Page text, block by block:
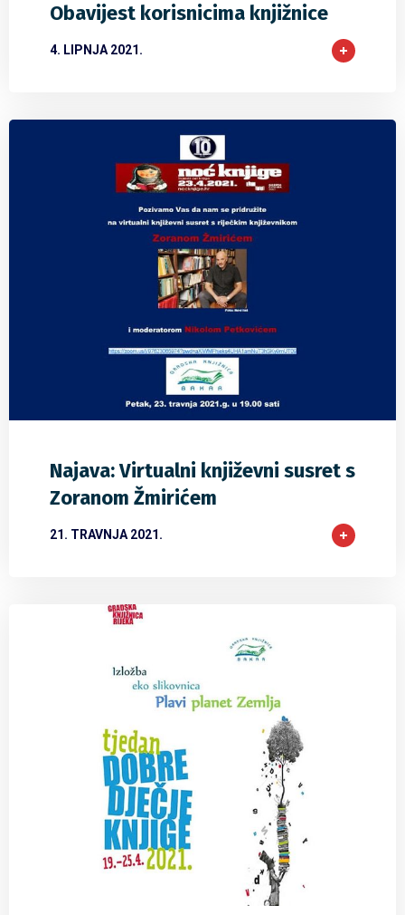
Obavijest korisnicima knjižnice
4. LIPNJA 2021.
0 0 0
Najava: Virtualni književni susret s
Zoranom Žmirićem
21. TRAVNJA 2021.
0